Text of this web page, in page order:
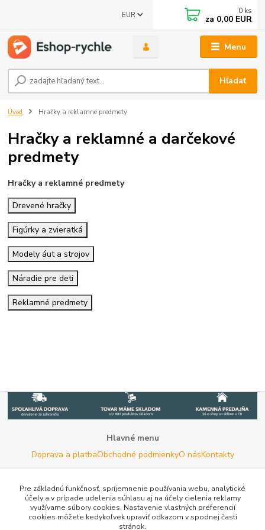
Menu
EUR
Hľadať
0 ks
za 0,00 EUR
Úvod Hračky a reklamné predmety
Hračky a reklamné a darčekové
predmety
Hračky a reklamné predmety
Drevené hračky
Figúrky a zvieratká
Modely áut a strojov
Náradie pre deti
Reklamné predmety
Hlavné menu
Doprava a platbaObchodné podmienkyO násKontakty
Potrebujete poradiť s výberom?
Neváhajte nás kontaktovať.
Tel:+420 722 744 267- Po - Pia (8 - 16 hod)
Email: info@woodman.sk- kedykoľvek
Pre základnú funkčnosť, spríjemnenie používania webu, analytické
účely a v prípade udelenia súhlasu aj na účely cielenia reklamy
využívame súbory cookies. Nastavenie vlastných preferencií
cookies môžete kedykoľvek upraviť odkazom v spodnej časti
stránok.